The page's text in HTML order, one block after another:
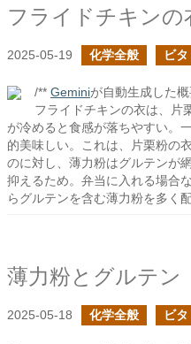
2025-05-19 化学全般 ビ
/** Geminiが自動生成した
フライドチキンの衣は、片
が冷めると食感が落ちやすい。
的美味しい。これは、片栗粉の
のに対し、薄力粉はグルテンが
抑えるため。弁当に入れる場合
らグルテンを含む薄力粉を多く
薄力粉とグルテン
2025-05-18 化学全般 ビ